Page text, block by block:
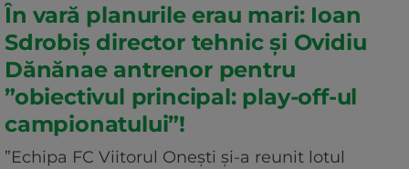
În vară planurile erau mari: Ioan
Sdrobiș director tehnic și Ovidiu
Dănănae antrenor pentru
”obiectivul principal: play-off-ul
campionatului”!
”Echipa FC Viitorul Onești și-a reunit lotul